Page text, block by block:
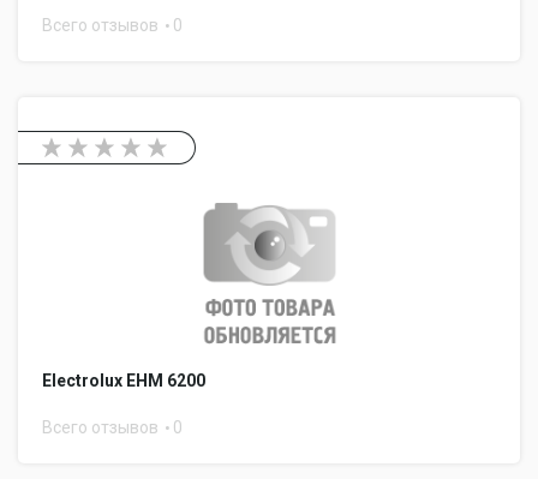
Всего отзывов 0
Electrolux EHM 6200
Всего отзывов 0